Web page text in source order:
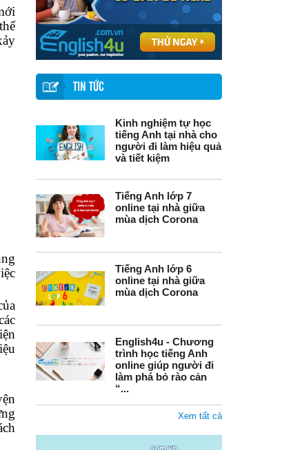
TIN TỨC
Kinh nghiệm tự học
tiếng Anh tại nhà cho
người đi làm hiệu quả
và tiết kiệm
Tiếng Anh lớp 7
online tại nhà giữa
mùa dịch Corona
Tiếng Anh lớp 6
online tại nhà giữa
mùa dịch Corona
English4u - Chương
trình học tiếng Anh
online giúp người đi
làm phá bỏ rào cản
“...
Xem tất cả